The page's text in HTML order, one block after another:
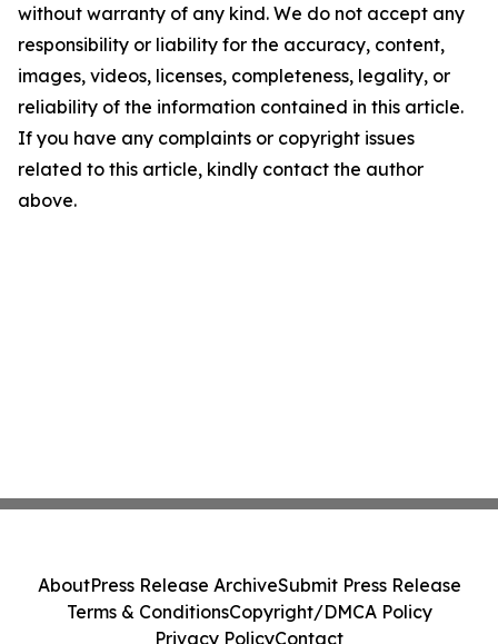
without warranty of any kind. We do not accept any
responsibility or liability for the accuracy, content,
images, videos, licenses, completeness, legality, or
reliability of the information contained in this article.
If you have any complaints or copyright issues
related to this article, kindly contact the author
above.
AboutPress Release ArchiveSubmit Press Release
Terms & ConditionsCopyright/DMCA Policy
Privacy PolicyContact